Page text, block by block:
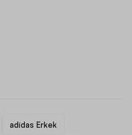
adidas Erkek